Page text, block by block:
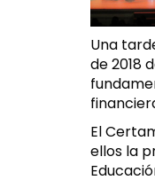
Una
de 2018
El
ellos la